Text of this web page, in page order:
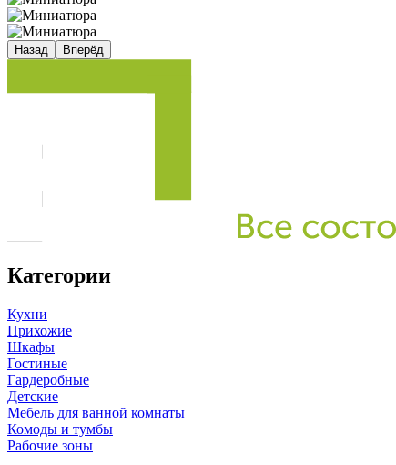
Назад Вперёд
Категории
Кухни
Прихожие
Шкафы
Гостиные
Гардеробные
Детские
Мебель для ванной комнаты
Комоды и тумбы
Рабочие зоны